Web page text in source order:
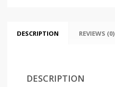
DESCRIPTION REVIEWS (0)
DESCRIPTION